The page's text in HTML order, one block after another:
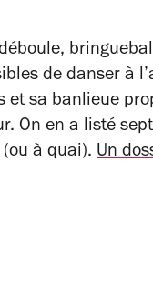
de danser à
et sa banlieue
On en a listé
à quai). Un